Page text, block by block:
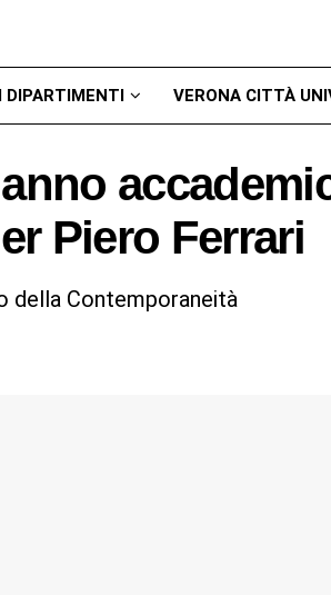
DIPARTIMENTI VERONA CITTÀ
Piero Ferrari
della Contemporaneità